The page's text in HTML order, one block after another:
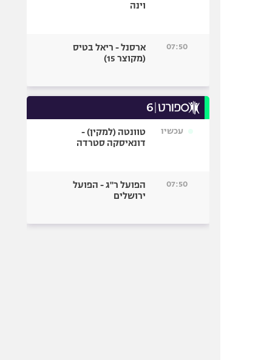
וינה
07:50
ארסנל - ריאל בטיס
(מקוצר 15)
עכשיו
טוונטה (למקין) -
דונאיסקה סטרדה
07:50
הפועל ר"ג - הפועל
ירושלים